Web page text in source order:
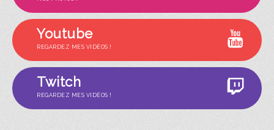
Youtube
REGARDEZ MES VIDÉOS !
Twitch
REGARDEZ MES VIDÉOS !